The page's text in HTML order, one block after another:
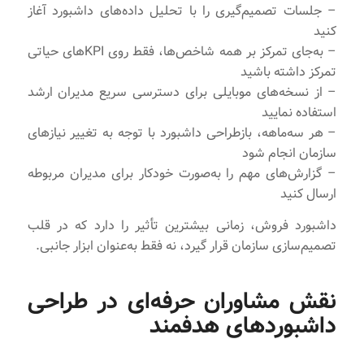
– جلسات تصمیم‌گیری را با تحلیل داده‌های داشبورد آغاز
کنید
– به‌جای تمرکز بر همه شاخص‌ها، فقط روی KPIهای حیاتی
تمرکز داشته باشید
– از نسخه‌های موبایلی برای دسترسی سریع مدیران ارشد
استفاده نمایید
– هر سه‌ماهه، بازطراحی داشبورد با توجه به تغییر نیازهای
سازمان انجام شود
– گزارش‌های مهم را به‌صورت خودکار برای مدیران مربوطه
ارسال کنید
داشبورد فروش، زمانی بیشترین تأثیر را دارد که در قلب
تصمیم‌سازی سازمان قرار گیرد، نه فقط به‌عنوان ابزار جانبی.
نقش مشاوران حرفه‌ای در طراحی
داشبوردهای هدفمند